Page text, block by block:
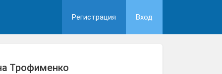
Регистрация Вход
Трофименко